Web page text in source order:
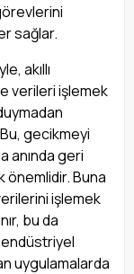
sağlar.
akıllı
verileri işlemek
gecikmeyi
anında geri
önemlidir. Buna
işlemek
bu da
uygulamalarda